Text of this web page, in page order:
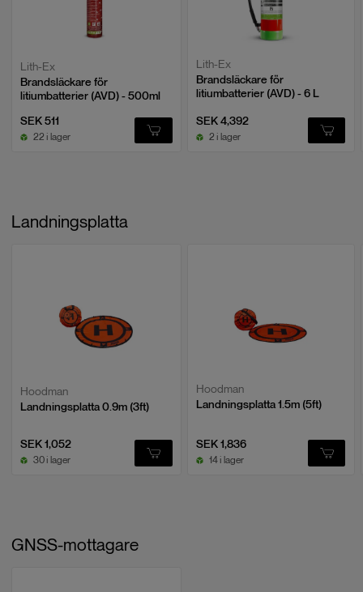
Lith-Ex
Brandsläckare för
litiumbatterier (AVD) - 500ml
SEK 511
22 i lager
Lith-Ex
Brandsläckare för
litiumbatterier (AVD) - 6 L
SEK 4,392
2 i lager
Landningsplatta
Hoodman
Landningsplatta 0.9m (3ft)
SEK 1,052
30 i lager
Hoodman
Landningsplatta 1.5m (5ft)
SEK 1,836
14 i lager
GNSS-mottagare